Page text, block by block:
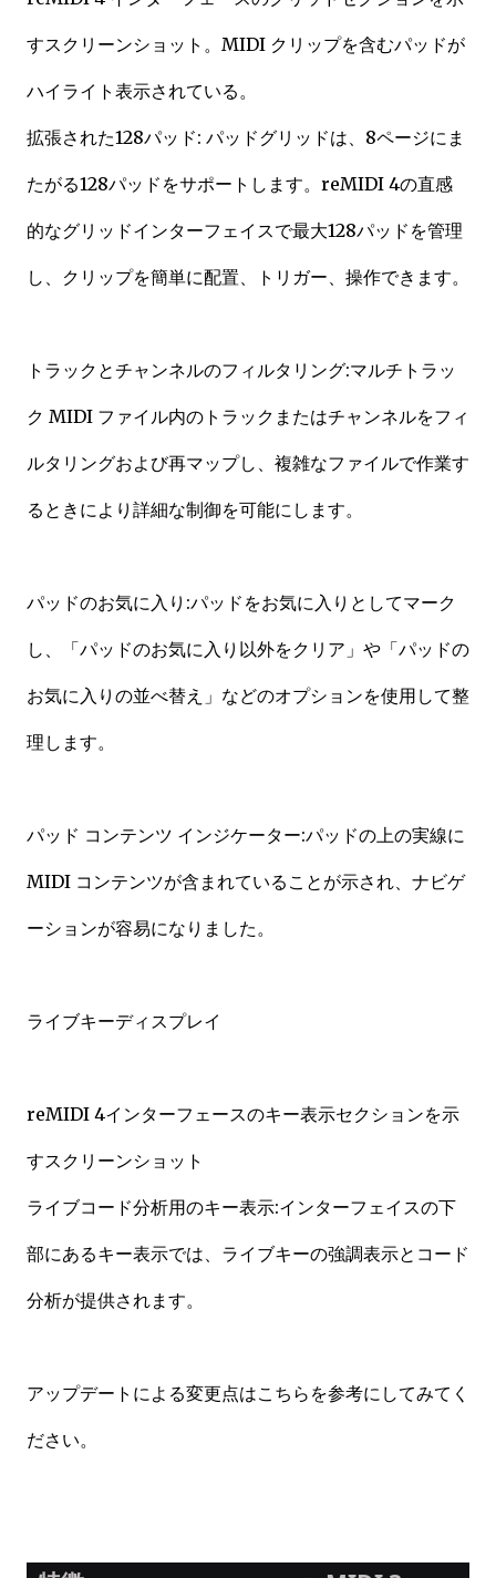
すスクリーンショット。MIDI クリップを含むパッドが
ハイライト表示されている。
拡張された128パッド: パッドグリッドは、8ページにま
たがる128パッドをサポートします。reMIDI 4の直感
的なグリッドインターフェイスで最大128パッドを管理
し、クリップを簡単に配置、トリガー、操作できます。
トラックとチャンネルのフィルタリング:マルチトラッ
ク MIDI ファイル内のトラックまたはチャンネルをフィ
ルタリングおよび再マップし、複雑なファイルで作業す
るときにより詳細な制御を可能にします。
パッドのお気に入り:パッドをお気に入りとしてマーク
し、「パッドのお気に入り以外をクリア」や「パッドの
お気に入りの並べ替え」などのオプションを使用して整
理します。
パッド コンテンツ インジケーター:パッドの上の実線に
MIDI コンテンツが含まれていることが示され、ナビゲ
ーションが容易になりました。
ライブキーディスプレイ
reMIDI 4インターフェースのキー表示セクションを示
すスクリーンショット
ライブコード分析用のキー表示:インターフェイスの下
部にあるキー表示では、ライブキーの強調表示とコード
分析が提供されます。
アップデートによる変更点はこちらを参考にしてみてく
ださい。